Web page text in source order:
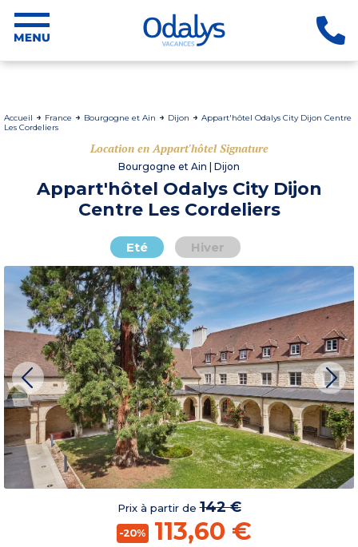
Accueil France Bourgogne et Ain Dijon
Appart'hôtel Odalys City Dijon Centre
Les Cordeliers
Location en Appart'hôtel Signature
Bourgogne et Ain | Dijon
Appart'hôtel Odalys City Dijon
Centre Les Cordeliers
Eté Hiver
Prix à partir de142 €
-20% 113,60 €